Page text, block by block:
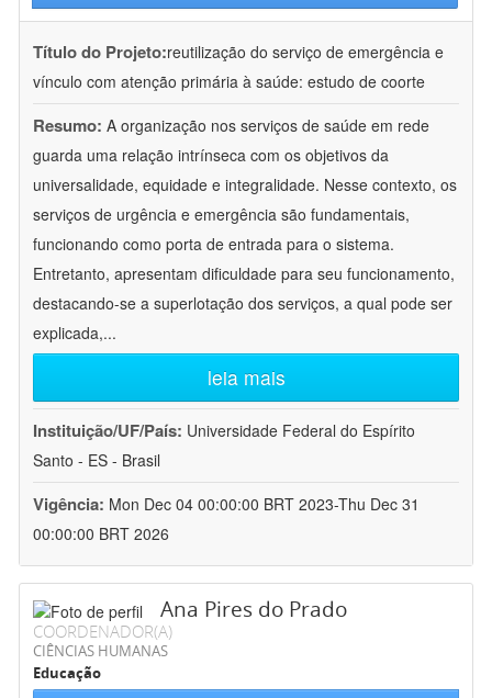
Título do Projeto:reutilização do serviço de emergência e
vínculo com atenção primária à saúde: estudo de coorte
Resumo: A organização nos serviços de saúde em rede
guarda uma relação intrínseca com os objetivos da
universalidade, equidade e integralidade. Nesse contexto, os
serviços de urgência e emergência são fundamentais,
funcionando como porta de entrada para o sistema.
Entretanto, apresentam dificuldade para seu funcionamento,
destacando-se a superlotação dos serviços, a qual pode ser
explicada,...
leia mais
Instituição/UF/País: Universidade Federal do Espírito
Santo - ES - Brasil
Vigência: Mon Dec 04 00:00:00 BRT 2023-Thu Dec 31
00:00:00 BRT 2026
Ana Pires do Prado
COORDENADOR(A)
CIÊNCIAS HUMANAS
Educação